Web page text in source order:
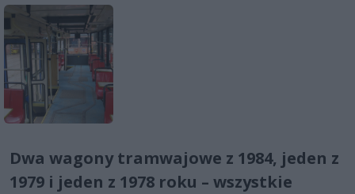
Dwa wagony tramwajowe z 1984, jeden z
1979 i jeden z 1978 roku – wszystkie